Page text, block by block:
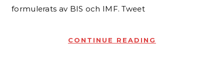
formulerats av BIS och IMF. Tweet
CONTINUE READING